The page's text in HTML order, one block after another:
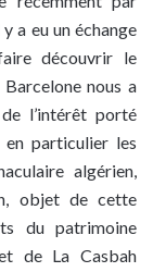
a eu un échange
découvrir le
nous a
l’intérêt porté
particulier les
algérien,
objet de cette
du patrimoine
de La Casbah